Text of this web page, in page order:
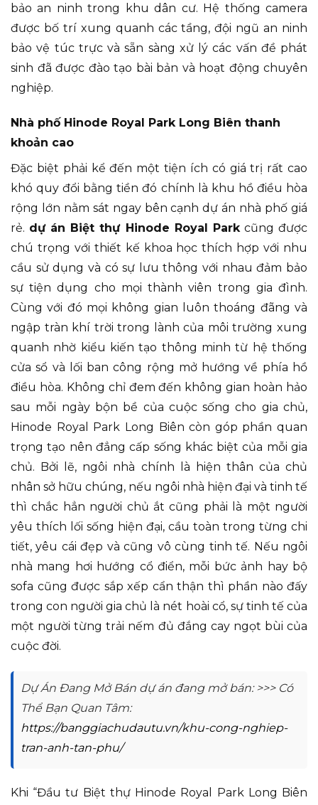
bảo an ninh trong khu dân cư. Hệ thống camera
được bố trí xung quanh các tầng, đội ngũ an ninh
bảo vệ túc trực và sẵn sàng xử lý các vấn đề phát
sinh đã được đào tạo bài bản và hoạt động chuyên
nghiệp.
Nhà phố Hinode Royal Park Long Biên thanh
khoản cao
Đặc biệt phải kể đến một tiện ích có giá trị rất cao
khó quy đổi bằng tiền đó chính là khu hồ điều hòa
rộng lớn nằm sát ngay bên cạnh dự án nhà phố giá
rẻ. dự án Biệt thự Hinode Royal Parkcũng được
chú trọng với thiết kế khoa học thích hợp với nhu
cầu sử dụng và có sự lưu thông với nhau đảm bảo
sự tiện dụng cho mọi thành viên trong gia đình.
Cùng với đó mọi không gian luôn thoáng đãng và
ngập tràn khí trời trong lành của môi trường xung
quanh nhờ kiểu kiến tạo thông minh từ hệ thống
cửa sổ và lối ban công rộng mở hướng về phía hồ
điều hòa. Không chỉ đem đến không gian hoàn hảo
sau mỗi ngày bộn bề của cuộc sống cho gia chủ,
Hinode Royal Park Long Biên còn góp phần quan
trọng tạo nên đẳng cấp sống khác biệt của mỗi gia
chủ. Bởi lẽ, ngôi nhà chính là hiện thân của chủ
nhân sở hữu chúng, nếu ngôi nhà hiện đại và tinh tế
thì chắc hẳn người chủ ắt cũng phải là một người
yêu thích lối sống hiện đại, cầu toàn trong từng chi
tiết, yêu cái đẹp và cũng vô cùng tinh tế. Nếu ngôi
nhà mang hơi hướng cổ điển, mỗi bức ảnh hay bộ
sofa cũng được sắp xếp cẩn thận thì phần nào đấy
trong con người gia chủ là nét hoài cổ, sự tinh tế của
một người từng trải nếm đủ đắng cay ngọt bùi của
cuộc đời.
Dự Án Đang Mở Bán dự án đang mở bán: >>> Có
Thể Bạn Quan Tâm:
https://banggiachudautu.vn/khu-cong-nghiep-
tran-anh-tan-phu/
Khi “Đầu tư Biệt thự Hinode Royal Park Long Biên